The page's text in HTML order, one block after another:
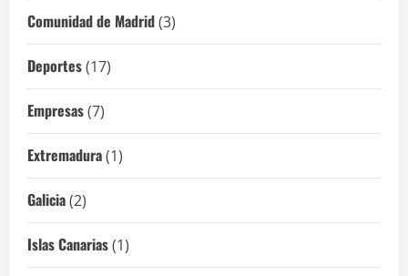
Comunidad de Madrid(3)
Deportes(17)
Empresas(7)
Extremadura(1)
Galicia(2)
Islas Canarias(1)